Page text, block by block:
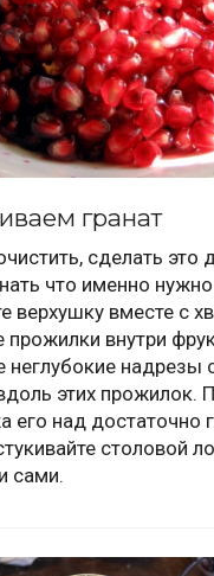
гранат
сделать это
что именно
верхушку вместе с
прожилки внутри
неглубокие надрезы
этих прожилок.
его над достаточно
столовой
сами.